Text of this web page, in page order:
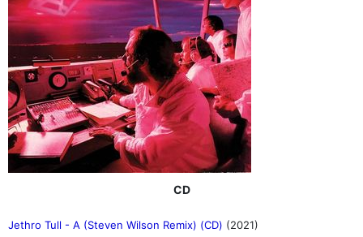
CD
Jethro Tull - A (Steven Wilson Remix) (CD) (2021)